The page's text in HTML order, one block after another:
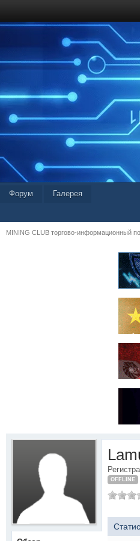
Форум Галерея
MINING CLUB торгово-информационный
OFFLINE